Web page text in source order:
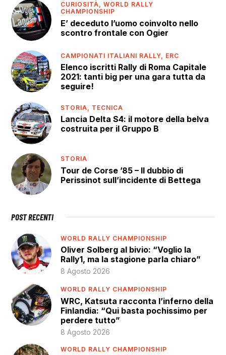
CURIOSITÀ,WORLD RALLY
CHAMPIONSHIP
E’ deceduto l’uomo coinvolto nello
scontro frontale con Ogier
CAMPIONATI ITALIANI RALLY, ERC
Elenco iscritti Rally di Roma Capitale
2021: tanti big per una gara tutta da
seguire!
STORIA, TECNICA
Lancia Delta S4: il motore della belva
costruita per il Gruppo B
STORIA
Tour de Corse ’85 – Il dubbio di
Perissinot sull’incidente di Bettega
POST RECENTI
WORLD RALLY CHAMPIONSHIP
Oliver Solberg al bivio: “Voglio la
Rally1, ma la stagione parla chiaro”
8 Agosto 2026
WORLD RALLY CHAMPIONSHIP
WRC, Katsuta racconta l’inferno della
Finlandia: “Qui basta pochissimo per
perdere tutto”
8 Agosto 2026
WORLD RALLY CHAMPIONSHIP